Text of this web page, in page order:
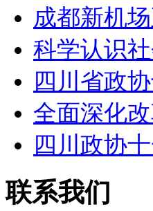
成都新机
科学认识
四川省政
全面深化
四川政协
联系我们